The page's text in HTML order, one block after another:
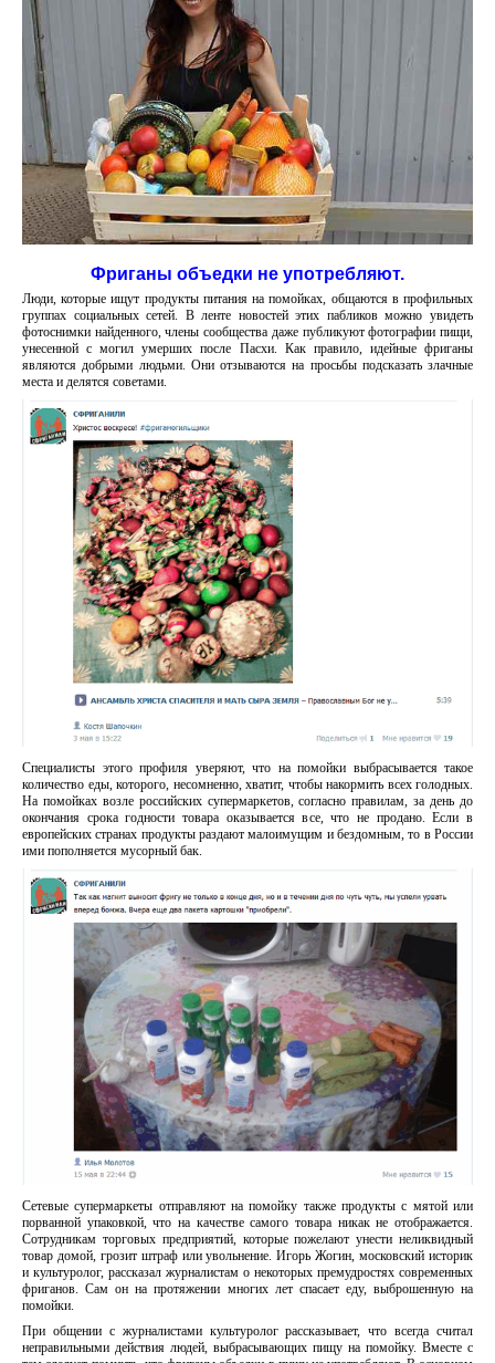
Фриганы объедки не употребляют.
Люди, которые ищут продукты питания на помойках, общаются в профильных
группах социальных сетей. В ленте новостей этих пабликов можно увидеть
фотоснимки найденного, члены сообщества даже публикуют фотографии пищи,
унесенной с могил умерших после Пасхи. Как правило, идейные фриганы
являются добрыми людьми. Они отзываются на просьбы подсказать злачные
места и делятся советами.
Специалисты этого профиля уверяют, что на помойки выбрасывается такое
количество еды, которого, несомненно, хватит, чтобы накормить всех голодных.
На помойках возле российских супермаркетов, согласно правилам, за день до
окончания срока годности товара оказывается все, что не продано. Если в
европейских странах продукты раздают малоимущим и бездомным, то в России
ими пополняется мусорный бак.
Сетевые супермаркеты отправляют на помойку также продукты с мятой или
порванной упаковкой, что на качестве самого товара никак не отображается.
Сотрудникам торговых предприятий, которые пожелают унести неликвидный
товар домой, грозит штраф или увольнение. Игорь Жогин, московский историк
и культуролог, рассказал журналистам о некоторых премудростях современных
фриганов. Сам он на протяжении многих лет спасает еду, выброшенную на
помойки.
При общении с журналистами культуролог рассказывает, что всегда считал
неправильными действия людей, выбрасывающих пищу на помойку. Вместе с